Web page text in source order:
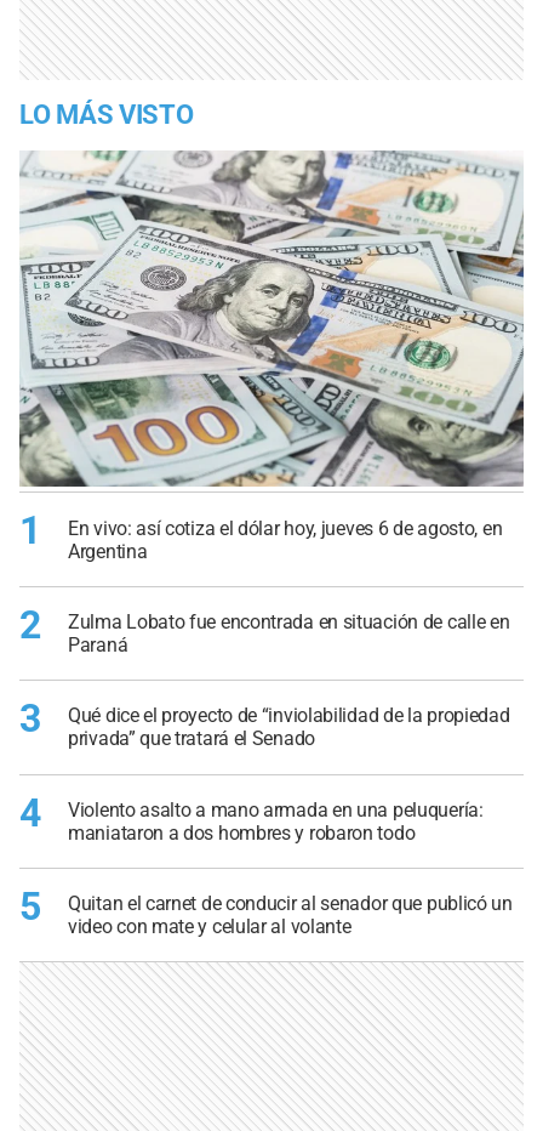
LO MÁS VISTO
1
En vivo: así cotiza el dólar hoy, jueves 6 de agosto, en
Argentina
2
Zulma Lobato fue encontrada en situación de calle en
Paraná
3
Qué dice el proyecto de “inviolabilidad de la propiedad
privada” que tratará el Senado
4
Violento asalto a mano armada en una peluquería:
maniataron a dos hombres y robaron todo
5
Quitan el carnet de conducir al senador que publicó un
video con mate y celular al volante